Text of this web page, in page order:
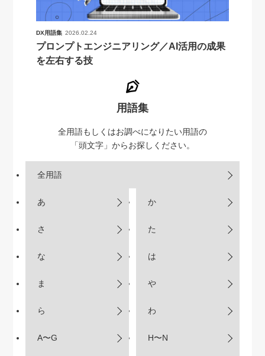
DX用語集 2026.02.24
プロンプトエンジニアリング／AI活用の成果
を左右する技
用語集
全用語もしくはお調べになりたい用語の
「頭文字」からお探しください。
全用語
あ か
さ た
な は
ま や
ら わ
A〜G H〜N